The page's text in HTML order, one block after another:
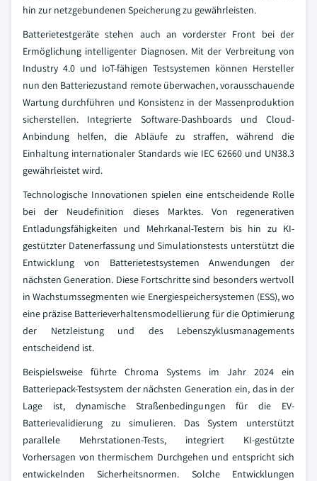
hin zur netzgebundenen Speicherung zu gewährleisten.
Batterietestgeräte stehen auch an vorderster Front bei der
Ermöglichung intelligenter Diagnosen. Mit der Verbreitung von
Industry 4.0 und IoT-fähigen Testsystemen können Hersteller
nun den Batteriezustand remote überwachen, vorausschauende
Wartung durchführen und Konsistenz in der Massenproduktion
sicherstellen. Integrierte Software-Dashboards und Cloud-
Anbindung helfen, die Abläufe zu straffen, während die
Einhaltung internationaler Standards wie IEC 62660 und UN38.3
gewährleistet wird.
Technologische Innovationen spielen eine entscheidende Rolle
bei der Neudefinition dieses Marktes. Von regenerativen
Entladungsfähigkeiten und Mehrkanal-Testern bis hin zu KI-
gestützter Datenerfassung und Simulationstests unterstützt die
Entwicklung von Batterietestsystemen Anwendungen der
nächsten Generation. Diese Fortschritte sind besonders wertvoll
in Wachstumssegmenten wie Energiespeichersystemen (ESS), wo
eine präzise Batterieverhaltensmodellierung für die Optimierung
der Netzleistung und des Lebenszyklusmanagements
entscheidend ist.
Beispielsweise führte Chroma Systems im Jahr 2024 ein
Batteriepack-Testsystem der nächsten Generation ein, das in der
Lage ist, dynamische Straßenbedingungen für die EV-
Batterievalidierung zu simulieren. Das System unterstützt
parallele Mehrstationen-Tests, integriert KI-gestützte
Vorhersagen von thermischem Durchgehen und entspricht sich
entwickelnden Sicherheitsnormen. Solche Entwicklungen